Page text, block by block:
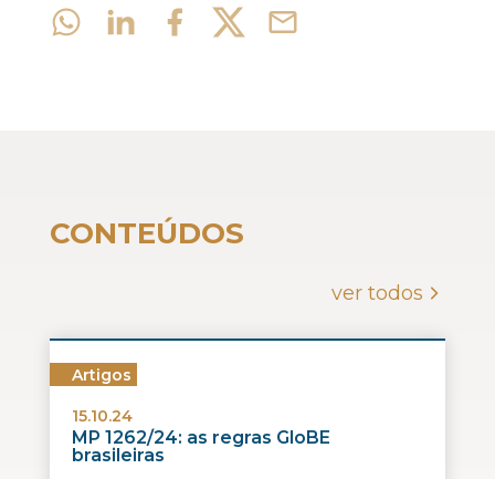
CONTEÚDOS
ver todos
Artigos
15.10.24
MP 1262/24: as regras GloBE
brasileiras